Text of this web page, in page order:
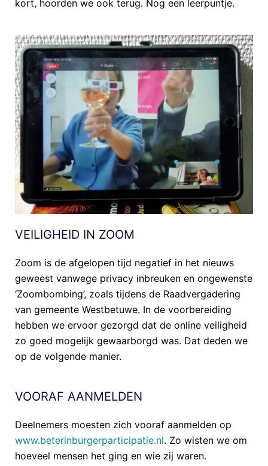
kort, hoorden we ook terug. Nog een leerpuntje.
VEILIGHEID IN ZOOM
Zoom is de afgelopen tijd negatief in het nieuws
geweest vanwege privacy inbreuken en ongewenste
‘Zoombombing’, zoals tijdens de Raadvergadering
van gemeente Westbetuwe. In de voorbereiding
hebben we ervoor gezorgd dat de online veiligheid
zo goed mogelijk gewaarborgd was. Dat deden we
op de volgende manier.
VOORAF AANMELDEN
Deelnemers moesten zich vooraf aanmelden op
www.beterinburgerparticipatie.nl. Zo wisten we om
hoeveel mensen het ging en wie zij waren.